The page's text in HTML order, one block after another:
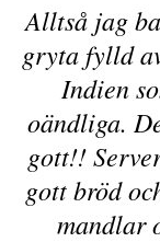
Alltså jag
gryta fylld
Indien
oändliga.
gott!!
gott bröd
mandlar